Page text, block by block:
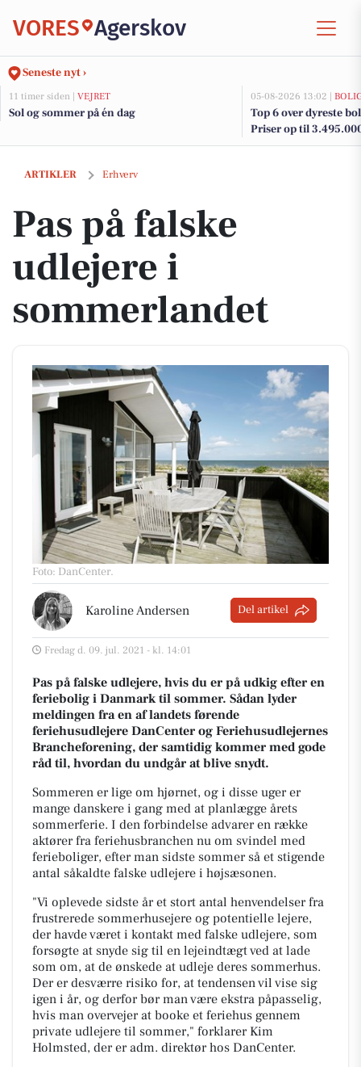
VORES Agerskov
Seneste nyt ›
11 timer siden | VEJRET
Sol og sommer på én dag
05-08-2026 13:02 |
Top 6 over dyreste
Priser op til
ARTIKLER Erhverv
Pas på falske udlejere i sommerlandet
Pas på falske
udlejere i
sommerlandet
Foto: DanCenter.
Karoline Andersen Del artikel
Fredag d. 09. jul. 2021 - kl. 14:01
Pas på falske udlejere, hvis du er på udkig efter en
feriebolig i Danmark til sommer. Sådan lyder
meldingen fra en af landets førende
feriehusudlejere DanCenter og Feriehusudlejernes
Brancheforening, der samtidig kommer med gode
råd til, hvordan du undgår at blive snydt.
Sommeren er lige om hjørnet, og i disse uger er
mange danskere i gang med at planlægge årets
sommerferie. I den forbindelse advarer en række
aktører fra feriehusbranchen nu om svindel med
ferieboliger, efter man sidste sommer så et stigende
antal såkaldte falske udlejere i højsæsonen.
"Vi oplevede sidste år et stort antal henvendelser fra
frustrerede sommerhusejere og potentielle lejere,
der havde været i kontakt med falske udlejere, som
forsøgte at snyde sig til en lejeindtægt ved at lade
som om, at de ønskede at udleje deres sommerhus.
Der er desværre risiko for, at tendensen vil vise sig
igen i år, og derfor bør man være ekstra påpasselig,
hvis man overvejer at booke et feriehus gennem
private udlejere til sommer," forklarer Kim
Holmsted, der er adm. direktør hos DanCenter.